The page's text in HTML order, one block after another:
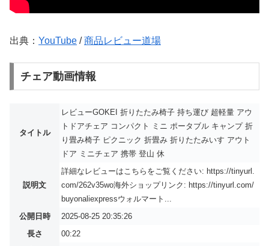
出典： YouTube /商品レビュー道場
チェア動画情報
タイトル
レビューGOKEI 折りたたみ椅子 持ち運び 超軽量 アウ
トドアチェア コンパクト ミニ ポータブル キャンプ 折
り畳み椅子 ピクニック 折畳み 折りたたみいす アウト
ドア ミニチェア 携帯 登山 休
説明文
詳細なレビューはこちらをご覧ください: https://tinyurl.
com/262v35wo海外ショップリンク: https://tinyurl.com/
buyonaliexpressウォルマート...
公開日時
2025-08-25 20:35:26
長さ
00:22